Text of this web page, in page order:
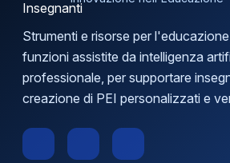
Strumenti e risorse per
funzioni assistite da intelligenza
professionale, per supportare
creazione di PEI personalizzati e